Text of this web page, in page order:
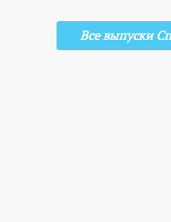
Все выпуски